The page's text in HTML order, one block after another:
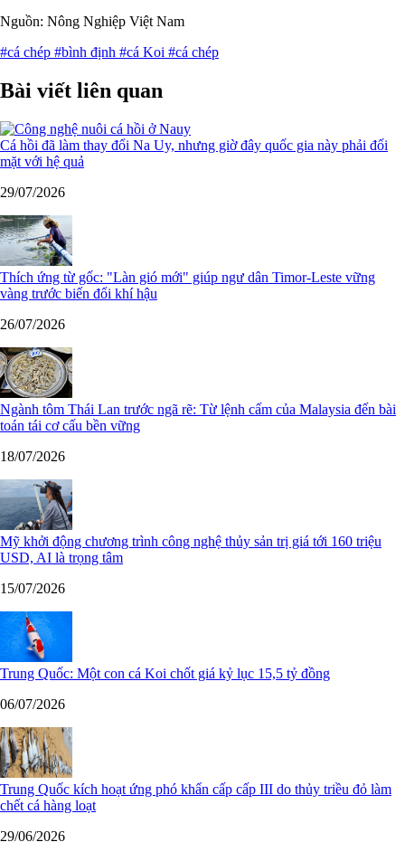
Nguồn: Nông Nghiệp Việt Nam
#cá chép #bình định #cá Koi #cá chép
Bài viết liên quan
Cá hồi đã làm thay đổi Na Uy, nhưng giờ đây quốc gia này phải đối
mặt với hệ quả
29/07/2026
Thích ứng từ gốc: "Làn gió mới" giúp ngư dân Timor-Leste vững
vàng trước biến đổi khí hậu
26/07/2026
Ngành tôm Thái Lan trước ngã rẽ: Từ lệnh cấm của Malaysia đến bài
toán tái cơ cấu bền vững
18/07/2026
Mỹ khởi động chương trình công nghệ thủy sản trị giá tới 160 triệu
USD, AI là trọng tâm
15/07/2026
Trung Quốc: Một con cá Koi chốt giá kỷ lục 15,5 tỷ đồng
06/07/2026
Trung Quốc kích hoạt ứng phó khẩn cấp cấp III do thủy triều đỏ làm
chết cá hàng loạt
29/06/2026